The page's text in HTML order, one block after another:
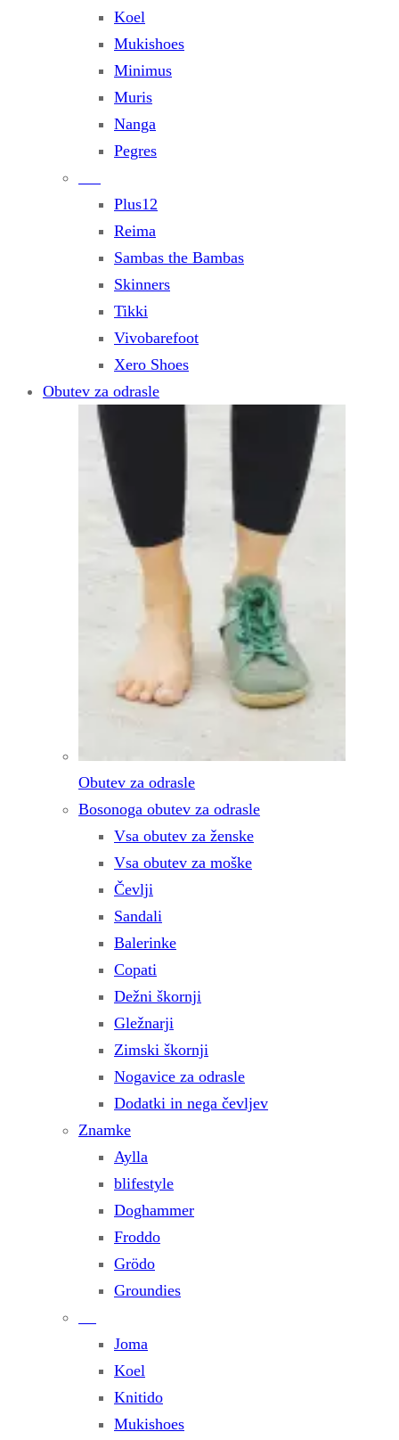
Koel
Mukishoes
Minimus
Muris
Nanga
Pegres
Plus12
Reima
Sambas the Bambas
Skinners
Tikki
Vivobarefoot
Xero Shoes
Obutev za odrasle
Obutev za odrasle
Bosonoga obutev za odrasle
Vsa obutev za ženske
Vsa obutev za moške
Čevlji
Sandali
Balerinke
Copati
Dežni škornji
Gležnarji
Zimski škornji
Nogavice za odrasle
Dodatki in nega čevljev
Znamke
Aylla
blifestyle
Doghammer
Froddo
Grödo
Groundies
Joma
Koel
Knitido
Mukishoes